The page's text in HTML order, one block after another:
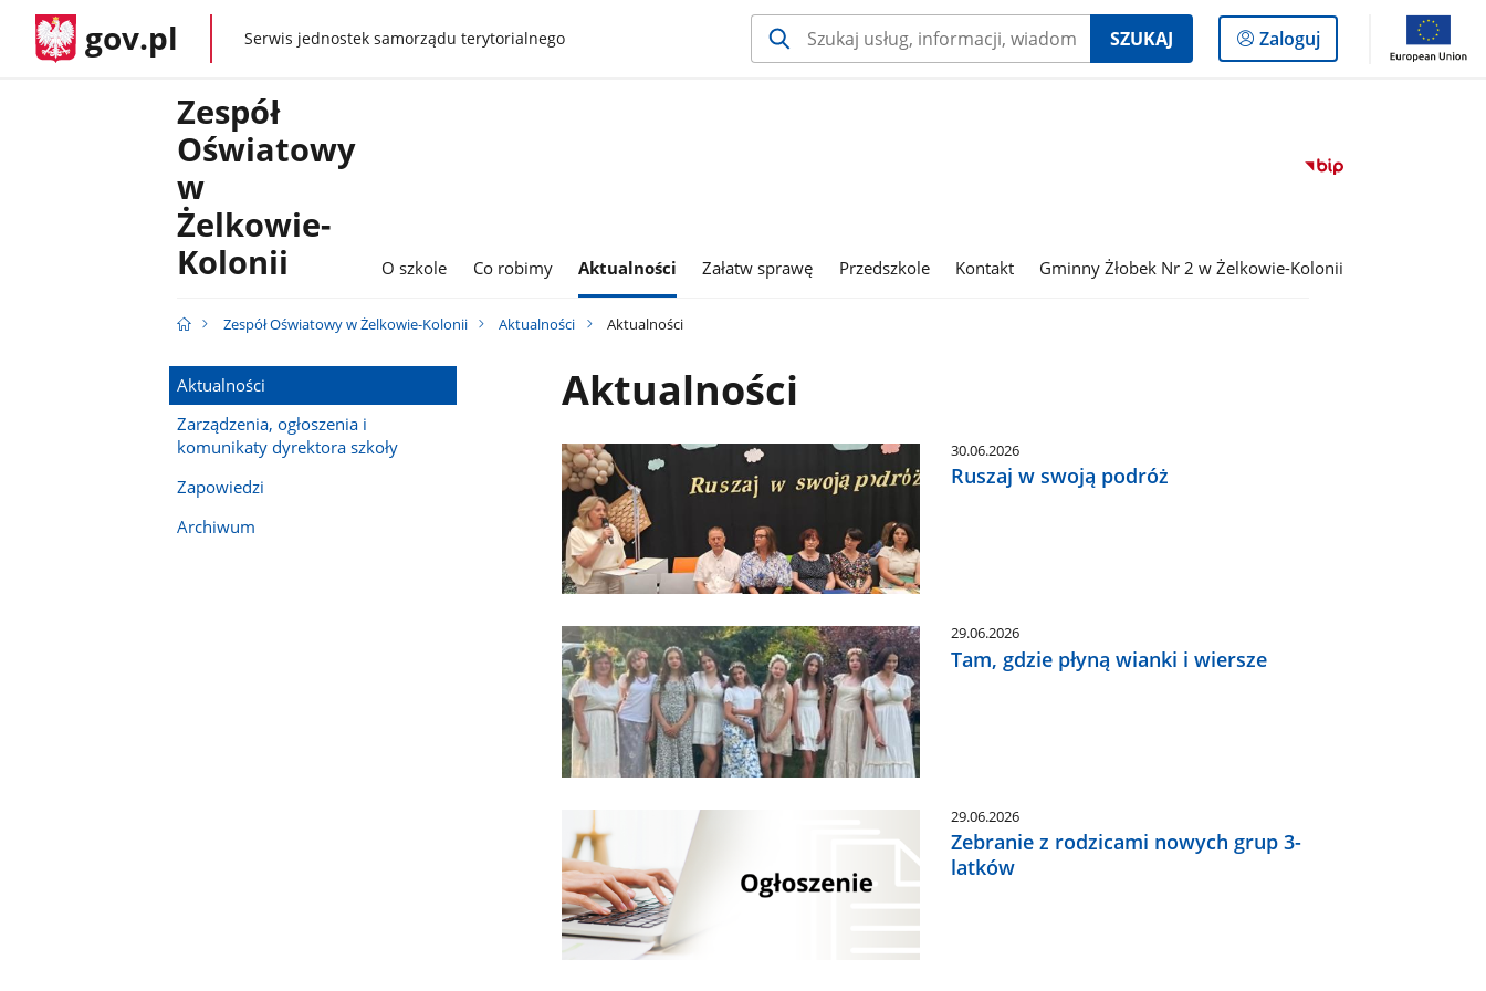
gov.pl gov.plSerwis jednostek samorządu terytorialnego SZUKAJ
Logowanie
do
Zaloguj
Przejdź
Informacji
Zespół
Oświatowy
w
Żelkowie-
Kolonii
O szkole Co robimy Aktualności Załatw sprawę Przedszkole Kontakt Gminny Żłobek Nr 2 w Żelkowie-Kolonii
Zespół Oświatowy w Żelkowie-Kolonii Aktualności Aktualności
Aktualności
Zarządzenia, ogłoszenia i
komunikaty dyrektora szkoły
Zapowiedzi
Archiwum
Aktualności
30.06.2026
Ruszaj w swoją podróż
29.06.2026
Tam, gdzie płyną wianki i wiersze
29.06.2026
Zebranie z rodzicami nowych grup 3-
latków